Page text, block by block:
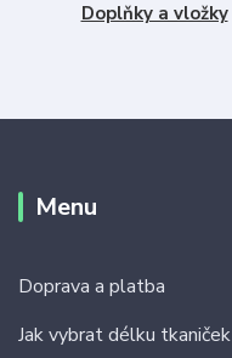
Doplňky a vložky
Menu
Doprava a platba
Jak vybrat délku tkaniček